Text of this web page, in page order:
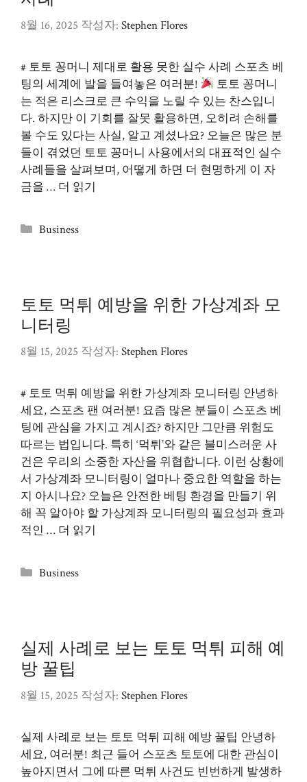
8월 16, 2025 작성자: Stephen Flores
# 토토 꽁머니 제대로 활용 못한 실수 사례 스포츠 베
팅의 세계에 발을 들여놓은 여러분!
토토 꽁머니
는 적은 리스크로 큰 수익을 노릴 수 있는 찬스입니
다. 하지만 이 기회를 잘못 활용하면, 오히려 손해를
볼 수도 있다는 사실, 알고 계셨나요? 오늘은 많은 분
들이 겪었던 토토 꽁머니 사용에서의 대표적인 실수
사례들을 살펴보며, 어떻게 하면 더 현명하게 이 자
금을 … 더 읽기
카
Business
토토 먹튀 예방을 위한 가상계좌 모
니터링
8월 15, 2025 작성자: Stephen Flores
# 토토 먹튀 예방을 위한 가상계좌 모니터링 안녕하
세요, 스포츠 팬 여러분! 요즘 많은 분들이 스포츠 베
팅에 관심을 가지고 계시죠? 하지만 그만큼 위험도
따르는 법입니다. 특히 ‘먹튀’와 같은 불미스러운 사
건은 우리의 소중한 자산을 위협합니다. 이런 상황에
서 가상계좌 모니터링이 얼마나 중요한 역할을 하는
지 아시나요? 오늘은 안전한 베팅 환경을 만들기 위
해 꼭 알아야 할 가상계좌 모니터링의 필요성과 효과
적인 … 더 읽기
카
Business
실제 사례로 보는 토토 먹튀 피해 예
방 꿀팁
8월 15, 2025 작성자: Stephen Flores
실제 사례로 보는 토토 먹튀 피해 예방 꿀팁 안녕하
세요, 여러분! 최근 들어 스포츠 토토에 대한 관심이
높아지면서 그에 따른 먹튀 사건도 빈번하게 발생하